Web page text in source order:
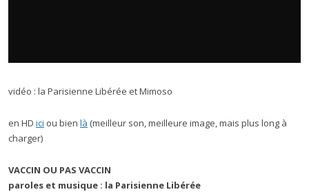
vidéo : la Parisienne Libérée et Mimoso
en HD ici ou bien là (meilleur son, meilleure image, mais plus long à
charger)
VACCIN OU PAS VACCIN
paroles et musique : la Parisienne Libérée